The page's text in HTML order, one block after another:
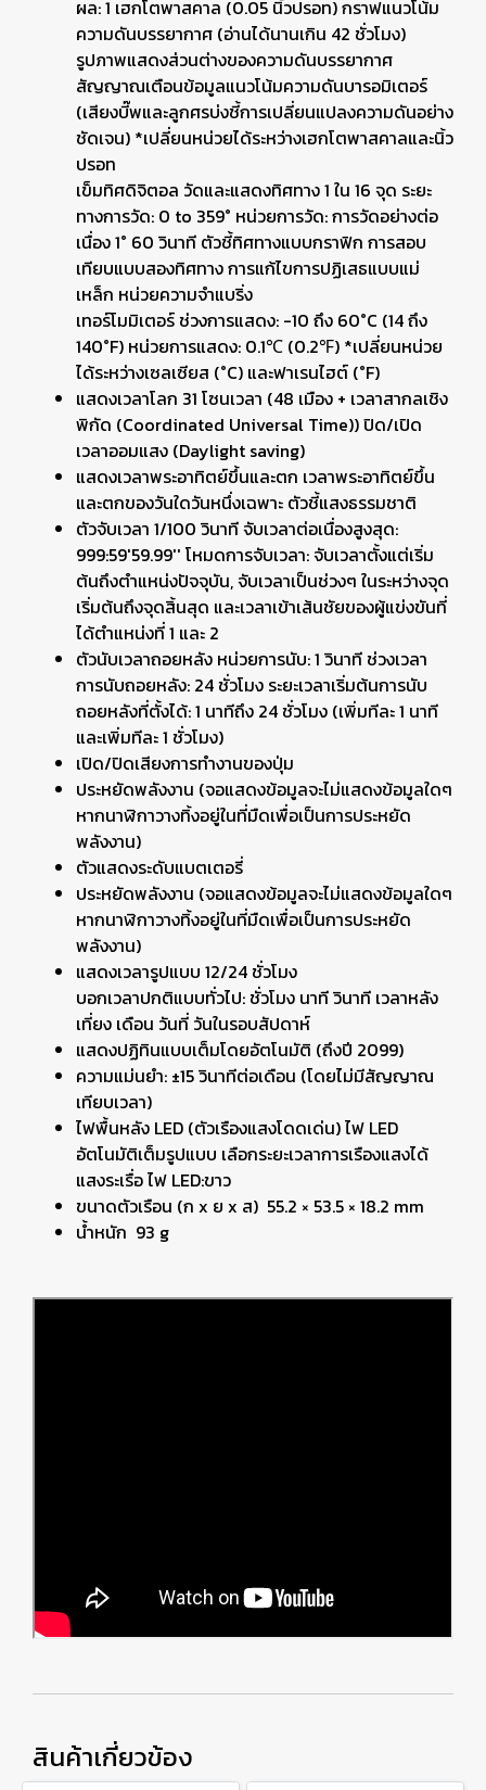
ผล: 1 เฮกโตพาสคาล (0.05 นิ้วปรอท) กราฟแนวโน้ม
ความดันบรรยากาศ (อ่านได้นานเกิน 42 ชั่วโมง)
รูปภาพแสดงส่วนต่างของความดันบรรยากาศ
สัญญาณเตือนข้อมูลแนวโน้มความดันบารอมิเตอร์
(เสียงบี๊พและลูกศรบ่งชี้การเปลี่ยนแปลงความดันอย่าง
ชัดเจน) *เปลี่ยนหน่วยได้ระหว่างเฮกโตพาสคาลและนิ้ว
ปรอท
เข็มทิศดิจิตอล วัดและแสดงทิศทาง 1 ใน 16 จุด ระยะ
ทางการวัด: 0 to 359° หน่วยการวัด: การวัดอย่างต่อ
เนื่อง 1° 60 วินาที ตัวชี้ทิศทางแบบกราฟิก การสอบ
เทียบแบบสองทิศทาง การแก้ไขการปฏิเสธแบบแม่
เหล็ก หน่วยความจำแบริ่ง
เทอร์โมมิเตอร์ ช่วงการแสดง: -10 ถึง 60°C (14 ถึง
140°F) หน่วยการแสดง: 0.1℃ (0.2℉) *เปลี่ยนหน่วย
ได้ระหว่างเซลเซียส (°C) และฟาเรนไฮต์ (°F)
แสดงเวลาโลก 31 โซนเวลา (48 เมือง + เวลาสากลเชิง
พิกัด (Coordinated Universal Time)) ปิด/เปิด
เวลาออมแสง (Daylight saving)
แสดงเวลาพระอาทิตย์ขึ้นและตก เวลาพระอาทิตย์ขึ้น
และตกของวันใดวันหนึ่งเฉพาะ ตัวชี้แสงธรรมชาติ
ตัวจับเวลา 1/100 วินาที จับเวลาต่อเนื่องสูงสุด:
999:59'59.99'' โหมดการจับเวลา: จับเวลาตั้งแต่เริ่ม
ต้นถึงตำแหน่งปัจจุบัน, จับเวลาเป็นช่วงๆ ในระหว่างจุด
เริ่มต้นถึงจุดสิ้นสุด และเวลาเข้าเส้นชัยของผู้แข่งขันที่
ได้ตำแหน่งที่ 1 และ 2
ตัวนับเวลาถอยหลัง หน่วยการนับ: 1 วินาที ช่วงเวลา
การนับถอยหลัง: 24 ชั่วโมง ระยะเวลาเริ่มต้นการนับ
ถอยหลังที่ตั้งได้: 1 นาทีถึง 24 ชั่วโมง (เพิ่มทีละ 1 นาที
และเพิ่มทีละ 1 ชั่วโมง)
เปิด/ปิดเสียงการทำงานของปุ่ม
ประหยัดพลังงาน (จอแสดงข้อมูลจะไม่แสดงข้อมูลใดๆ
หากนาฬิกาวางทิ้งอยู่ในที่มืดเพื่อเป็นการประหยัด
พลังงาน)
ตัวแสดงระดับแบตเตอรี่
ประหยัดพลังงาน (จอแสดงข้อมูลจะไม่แสดงข้อมูลใดๆ
หากนาฬิกาวางทิ้งอยู่ในที่มืดเพื่อเป็นการประหยัด
พลังงาน)
แสดงเวลารูปแบบ 12/24 ชั่วโมง
บอกเวลาปกติแบบทั่วไป: ชั่วโมง นาที วินาที เวลาหลัง
เที่ยง เดือน วันที่ วันในรอบสัปดาห์
แสดงปฏิทินแบบเต็มโดยอัตโนมัติ (ถึงปี 2099)
ความแม่นยำ: ±15 วินาทีต่อเดือน (โดยไม่มีสัญญาณ
เทียบเวลา)
ไฟพื้นหลัง LED (ตัวเรืองแสงโดดเด่น) ไฟ LED
อัตโนมัติเต็มรูปแบบ เลือกระยะเวลาการเรืองแสงได้
แสงระเรื่อ ไฟ LED:ขาว
ขนาดตัวเรือน (ก x ย x ส) 55.2 × 53.5 × 18.2 mm
น้ำหนัก 93 g
สินค้าเกี่ยวข้อง